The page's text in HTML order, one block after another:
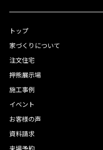
トップ
家づくりについて
注文住宅
押熊展示場
施工事例
イベント
お客様の声
資料請求